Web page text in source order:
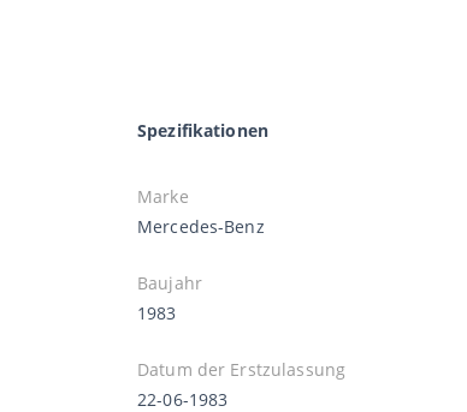
Spezifikationen
Marke
Mercedes-Benz
Baujahr
1983
Datum der Erstzulassung
22-06-1983